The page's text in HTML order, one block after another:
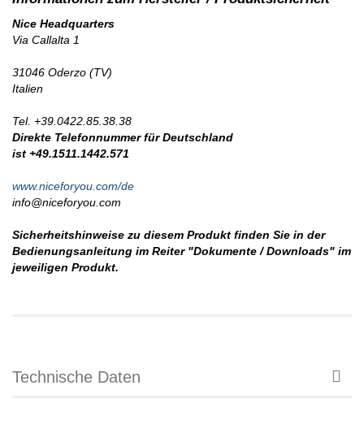
Nice Headquarters
Via Callalta 1
31046 Oderzo (TV)
Italien
Tel. +39.0422.85.38.38
Direkte Telefonnummer für Deutschland
ist +49.1511.1442.571
www.niceforyou.com/de
info@niceforyou.com
Sicherheitshinweise zu diesem Produkt finden Sie in der
Bedienungsanleitung im Reiter "Dokumente / Downloads" im
jeweiligen Produkt.
Technische Daten